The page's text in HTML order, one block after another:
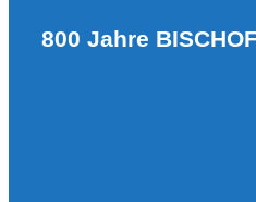
800 Jahre